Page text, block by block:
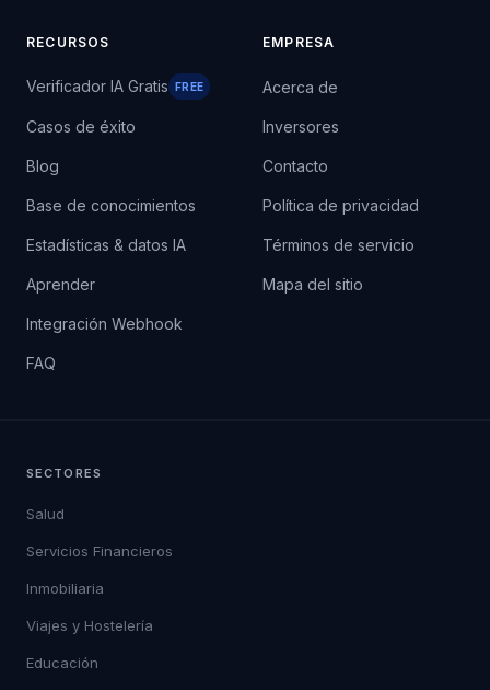
RECURSOS
Verificador IA Gratis FREE
Casos de éxito
Blog
Base de conocimientos
Estadísticas & datos IA
Aprender
Integración Webhook
FAQ
EMPRESA
Acerca de
Inversores
Contacto
Política de privacidad
Términos de servicio
Mapa del sitio
SECTORES
Salud
Servicios Financieros
Inmobiliaria
Viajes y Hostelería
Educación